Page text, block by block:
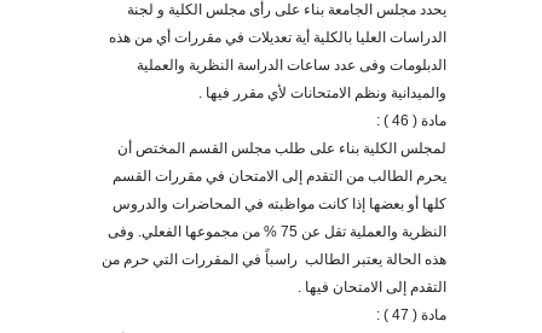
يحدد مجلس الجامعة بناء على رأى مجلس الكلية و لجنة
الدراسات العليا بالكلية أية تعديلات في مقررات أي من هذه
الدبلومات وفى عدد ساعات الدراسة النظرية والعملية
والميدانية ونظم الامتحانات لأي مقرر فيها .
مادة ( 46 ) :
لمجلس الكلية بناء على طلب مجلس القسم المختص أن
يحرم الطالب من التقدم إلى الامتحان في مقررات القسم
كلها أو بعضها إذا كانت مواظبته في المحاضرات والدروس
النظرية والعملية تقل عن 75 % من مجموعها الفعلي
. وفى
هذه الحالة يعتبر الطالب راسباً في المقررات التي حرم من
التقدم إلى الامتحان فيها .
مادة ( 47 ) :